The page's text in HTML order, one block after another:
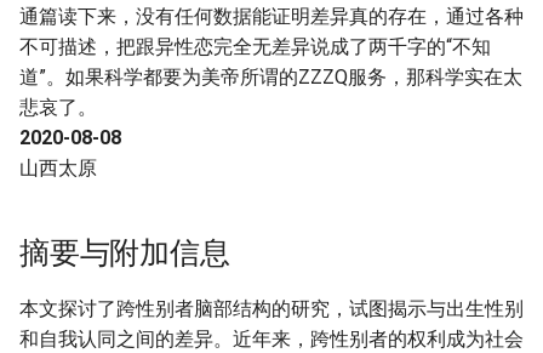
通篇读下来，没有任何数据能证明差异真的存在，通过各种
不可描述，把跟异性恋完全无差异说成了两千字的“不知
道”。如果科学都要为美帝所谓的ZZZQ服务，那科学实在太
悲哀了。
2020-08-08
山西太原
摘要与附加信息
本文探讨了跨性别者脑部结构的研究，试图揭示与出生性别
和自我认同之间的差异。近年来，跨性别者的权利成为社会